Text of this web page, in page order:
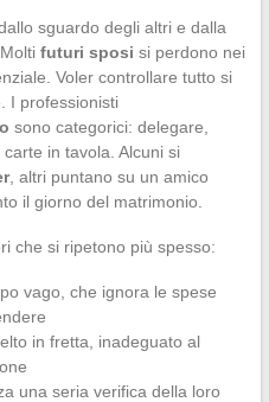
sguardo degli altri e dalla
futuri sposi si perdono nei
Voler controllare tutto si
I professionisti
sono categorici: delegare,
in tavola. Alcuni si
, altri puntano su un amico
il giorno del matrimonio.
che si ripetono più spesso:
vago, che ignora le spese
in fretta, inadeguato al
una seria verifica della loro